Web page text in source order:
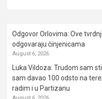
Odgovor Orlovima: ​Ove
odgovaraju činjenicama
August 6, 2026
Luka Vildoza: Trudom sam
sam davao 100 odsto na
radim i u Partizanu
August 6, 2026